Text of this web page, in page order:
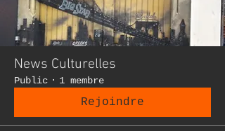
News Culturelles
Public · 1 membre
Rejoindre